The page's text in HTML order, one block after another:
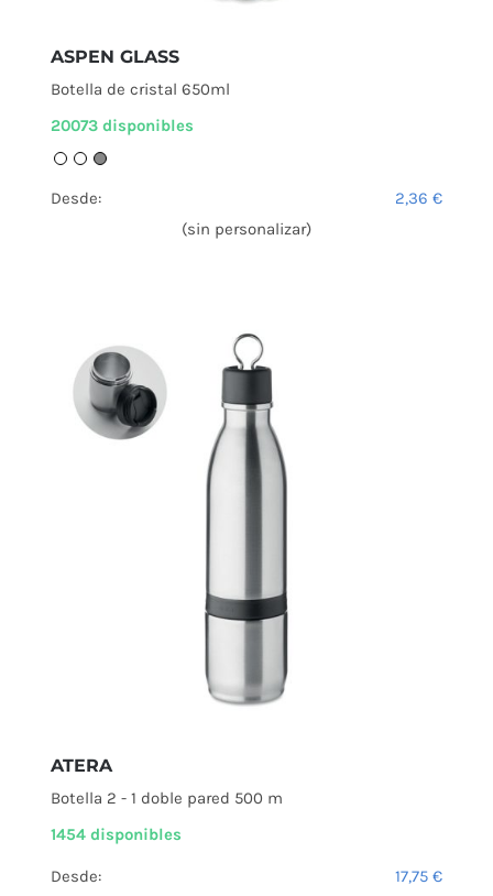
ASPEN GLASS
Botella de cristal 650ml
20073 disponibles
Desde: 2,36 €
(sin personalizar)
ATERA
Botella 2 - 1 doble pared 500 m
1454 disponibles
Desde: 17,75 €